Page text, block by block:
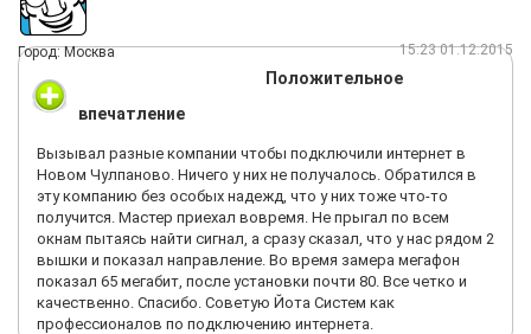
Город: Москва 15:23 01.12.2015
Положительное
впечатление
Вызывал разные компании чтобы подключили интернет в
Новом Чулпаново. Ничего у них не получалось. Обратился в
эту компанию без особых надежд, что у них тоже что-то
получится. Мастер приехал вовремя. Не прыгал по всем
окнам пытаясь найти сигнал, а сразу сказал, что у нас рядом 2
вышки и показал направление. Во время замера мегафон
показал 65 мегабит, после установки почти 80. Все четко и
качественно. Спасибо. Советую Йота Систем как
профессионалов по подключению интернета.